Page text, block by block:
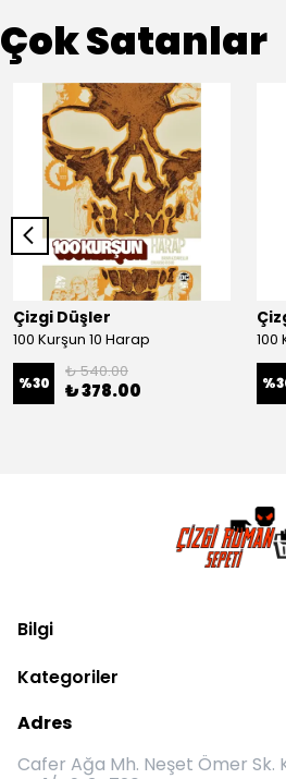
Çok Satanlar
Çizgi Düşler
100 Kurşun 10 Harap
%30
₺ 540.00
₺ 378.00
100
%
Bilgi
Kategoriler
Adres
Cafer Ağa Mh. Neşet Ömer Sk.